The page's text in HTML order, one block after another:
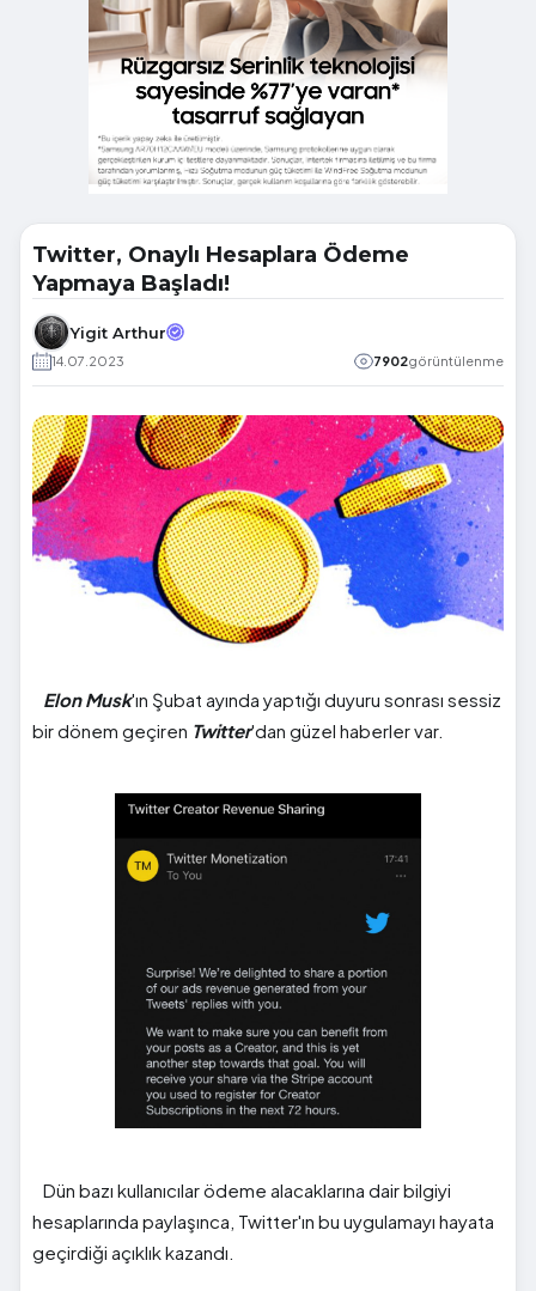
Twitter, Onaylı Hesaplara Ödeme
Yapmaya Başladı!
Yigit Arthur
14.07.2023 7902görüntülenme
Elon Musk'ın Şubat ayında yaptığı duyuru sonrası sessiz
bir dönem geçiren Twitter'dan güzel haberler var.
Dün bazı kullanıcılar ödeme alacaklarına dair bilgiyi
hesaplarında paylaşınca, Twitter'ın bu uygulamayı hayata
geçirdiği açıklık kazandı.